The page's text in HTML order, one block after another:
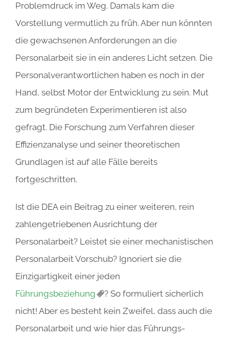
Problemdruck im Weg. Damals kam die
Vorstellung vermutlich zu früh. Aber nun könnten
die gewachsenen Anforderungen an die
Personalarbeit sie in ein anderes Licht setzen. Die
Personalverantwortlichen haben es noch in der
Hand, selbst Motor der Entwicklung zu sein. Mut
zum begründeten Experimentieren ist also
gefragt. Die Forschung zum Verfahren dieser
Effizienzanalyse und seiner theoretischen
Grundlagen ist auf alle Fälle bereits
fortgeschritten.
Ist die DEA ein Beitrag zu einer weiteren, rein
zahlengetriebenen Ausrichtung der
Personalarbeit? Leistet sie einer mechanistischen
Personalarbeit Vorschub? Ignoriert sie die
Einzigartigkeit einer jeden
Führungsbeziehung
? So formuliert sicherlich
nicht! Aber es besteht kein Zweifel, dass auch die
Personalarbeit und wie hier das Führungs-